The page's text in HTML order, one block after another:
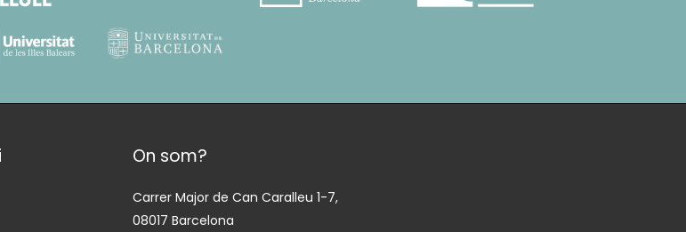
On som?
Carrer Major de Can Caralleu 1-7,
08017 Barcelona